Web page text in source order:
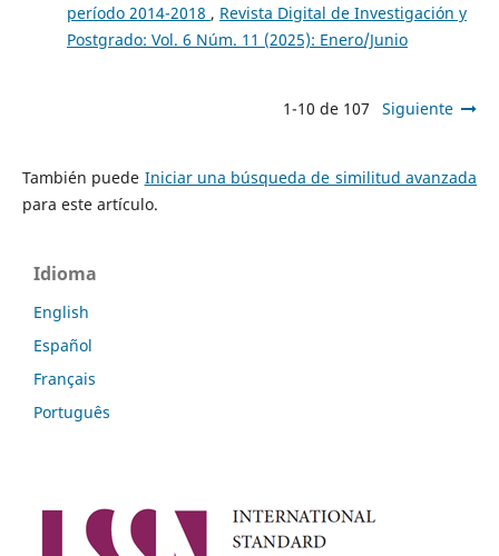
período 2014-2018 , Revista Digital de Investigación y
Postgrado: Vol. 6 Núm. 11 (2025): Enero/Junio
1-10 de 107 Siguiente
También puede Iniciar una búsqueda de similitud avanzada
para este artículo.
Idioma
English
Español
Français
Português